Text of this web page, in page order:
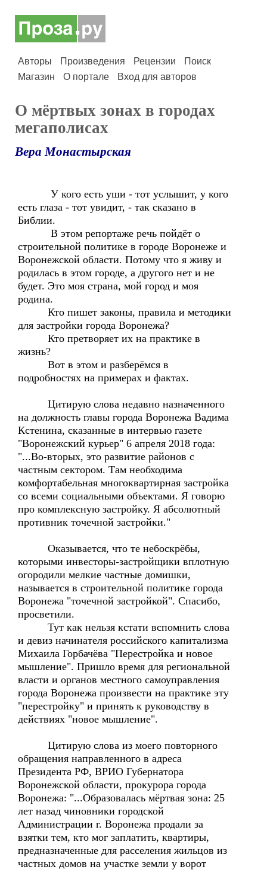
Авторы Произведения Рецензии
Поиск
Магазин
О портале Вход для авторов
О мёртвых зонах в городах
мегаполисах
Вера Монастырская
У кого есть уши - тот услышит, у кого
есть глаза - тот увидит, - так сказано в
Библии.
В этом репортаже речь пойдёт о
строительной политике в городе Воронеже и
Воронежской области. Потому что я живу и
родилась в этом городе, а другого нет и не
будет. Это моя страна, мой город и моя
родина.
Кто пишет законы, правила и методики
для застройки города Воронежа?
Кто претворяет их на практике в
жизнь?
Вот в этом и разберёмся в
подробностях на примерах и фактах.
Цитирую слова недавно назначенного
на должность главы города Воронежа Вадима
Кстенина, сказанные в интервью газете
"Воронежский курьер" 6 апреля 2018 года:
"...Во-вторых, это развитие районов с
частным сектором. Там необходима
комфортабельная многоквартирная застройка
со всеми социальными объектами. Я говорю
про комплексную застройку. Я абсолютный
противник точечной застройки."
Оказывается, что те небоскрёбы,
которыми инвесторы-застройщики вплотную
огородили мелкие частные домишки,
называется в строительной политике города
Воронежа "точечной застройкой". Спасибо,
просветили.
Тут как нельзя кстати вспомнить слова
и девиз начинателя российского капитализма
Михаила Горбачёва "Перестройка и новое
мышление". Пришло время для региональной
власти и органов местного самоуправления
города Воронежа произвести на практике эту
"перестройку" и принять к руководству в
действиях "новое мышление".
Цитирую слова из моего повторного
обращения направленного в адреса
Президента РФ, ВРИО Губернатора
Воронежской области, прокурора города
Воронежа: "...Образовалась мёртвая зона: 25
лет назад чиновники городской
Администрации г. Воронежа продали за
взятки тем, кто мог заплатить, квартиры,
предназначенные для расселения жильцов из
частных домов на участке земли у ворот